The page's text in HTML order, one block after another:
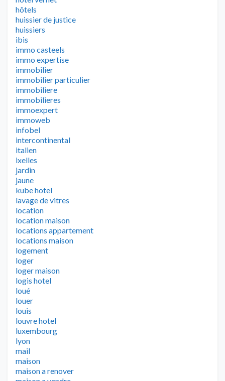
hôtels
huissier de justice
huissiers
ibis
immo casteels
immo expertise
immobilier
immobilier particulier
immobiliere
immobilieres
immoexpert
immoweb
infobel
intercontinental
italien
ixelles
jardin
jaune
kube hotel
lavage de vitres
location
location maison
locations appartement
locations maison
logement
loger
loger maison
logis hotel
loué
louer
louis
louvre hotel
luxembourg
lyon
mail
maison
maison a renover